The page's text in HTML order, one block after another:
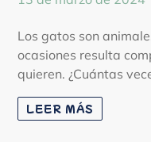
Los gatos son
ocasiones resulta
quieren. ¿Cuántas
LEER MÁS